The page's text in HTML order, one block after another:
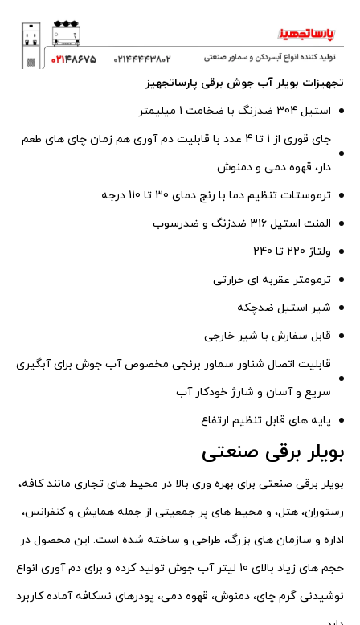
تجهیزات بویلر آب جوش برقی پارساتجهیز
استیل 304 ضدزنگ با ضخامت 1 میلیمتر
جای قوری از 1 تا 4 عدد با قابلیت دم آوری هم زمان چای های طعم
دار، قهوه دمی و دمنوش
ترموستات تنظیم دما با رنج دمای 30 تا 110 درجه
المنت استیل 316 ضدزنگ و ضدرسوب
ولتاژ 220 تا 240
ترمومتر عقربه ای حرارتی
شیر استیل ضدچکه
قابل سفارش با شیر خارجی
قابلیت اتصال شناور سماور برنجی مخصوص آب جوش برای آبگیری
سریع و آسان و شارژ خودکار آب
پایه های قابل تنظیم ارتفاع
بویلر برقی صنعتی
بویلر برقی صنعتی برای بهره وری بالا در محیط های تجاری مانند کافه،
رستوران، هتل، و محیط های پر جمعیتی از جمله همایش و کنفرانس،
اداره و سازمان های بزرگ، طراحی و ساخته شده است. این محصول در
حجم های زیاد بالای 10 لیتر آب جوش تولید کرده و برای دم آوری انواع
نوشیدنی گرم چای، دمنوش، قهوه دمی، پودرهای نسکافه آماده کاربرد